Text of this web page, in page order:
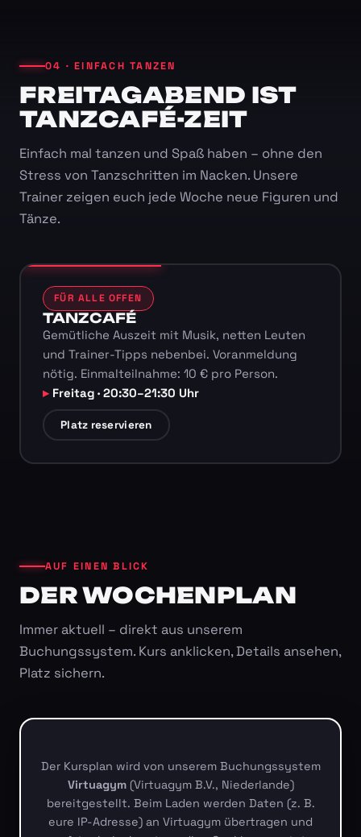
04 · EINFACH TANZEN
FREITAGABEND IST
TANZCAFÉ-ZEIT
Einfach mal tanzen und Spaß haben – ohne den
Stress von Tanzschritten im Nacken. Unsere
Trainer zeigen euch jede Woche neue Figuren und
Tänze.
FÜR ALLE OFFEN
TANZCAFÉ
Gemütliche Auszeit mit Musik, netten Leuten
und Trainer-Tipps nebenbei. Voranmeldung
nötig. Einmalteilnahme: 10 € pro Person.
Freitag · 20:30–21:30 Uhr
Platz reservieren
AUF EINEN BLICK
DER WOCHENPLAN
Immer aktuell – direkt aus unserem
Buchungssystem. Kurs anklicken, Details ansehen,
Platz sichern.
Der Kursplan wird von unserem Buchungssystem
Virtuagym(Virtuagym B.V., Niederlande)
bereitgestellt. Beim Laden werden Daten (z. B.
eure IP-Adresse) an Virtuagym übertragen und